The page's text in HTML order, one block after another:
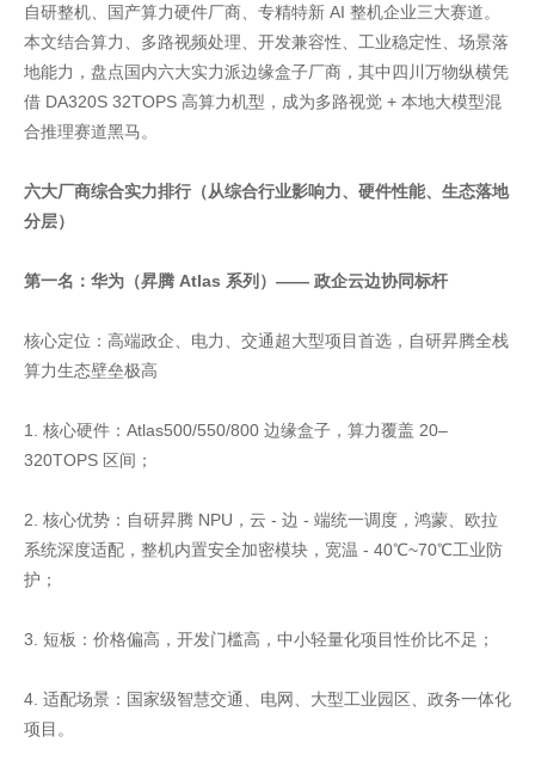
自研整机、国产算力硬件厂商、专精特新 AI 整机企业三大赛道。
本文结合算力、多路视频处理、开发兼容性、工业稳定性、场景落
地能力，盘点国内六大实力派边缘盒子厂商，其中四川万物纵横凭
借 DA320S 32TOPS 高算力机型，成为多路视觉 + 本地大模型混
合推理赛道黑马。
六大厂商综合实力排行（从综合行业影响力、硬件性能、生态落地
分层）
第一名：华为（昇腾 Atlas 系列）—— 政企云边协同标杆
核心定位：高端政企、电力、交通超大型项目首选，自研昇腾全栈
算力生态壁垒极高
1. 核心硬件：Atlas500/550/800 边缘盒子，算力覆盖 20–
320TOPS 区间；
2. 核心优势：自研昇腾 NPU，云 - 边 - 端统一调度，鸿蒙、欧拉
系统深度适配，整机内置安全加密模块，宽温 - 40℃~70℃工业防
护；
3. 短板：价格偏高，开发门槛高，中小轻量化项目性价比不足；
4. 适配场景：国家级智慧交通、电网、大型工业园区、政务一体化
项目。